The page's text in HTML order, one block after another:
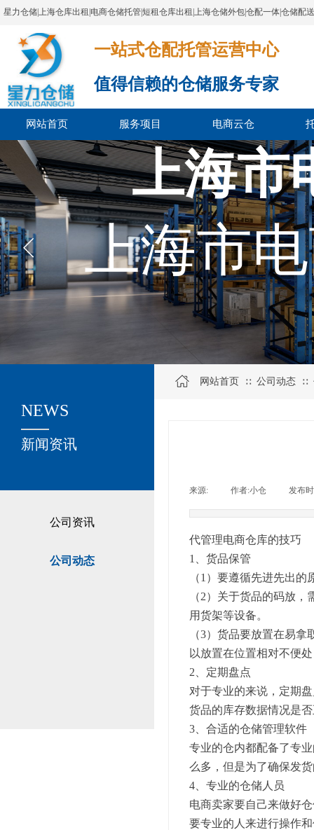
星力仓储|上海仓库出租|电商仓储托管|短租仓库出租|上海仓储外包|仓配一体|仓储配
一站式仓配托管运营中心​​​​​​​​​​​​​​​​​
值得信赖的仓储服务专家
网站首页 服务项目 电商云仓
上海市
上海市
公司资讯
公司动态
关于我们
新闻资讯
NEWS
网站首页 ∷ 公司动态 ∷
来源: 作者:小仓 发布
代管理电商仓库的技巧
1、货品保管
（1）要遵循先进先出
（2）关于货品的码放
用货架等设备。
（3）货品要放置在易
以放置在位置相对不便
2、定期盘点
对于专业的来说，定期
货品的库存数据情况是
3、合适的仓储管理软件
专业的仓内都配备了专
么多，但是为了确保发
4、专业的仓储人员
电商卖家要自己来做好
要专业的人来进行操作